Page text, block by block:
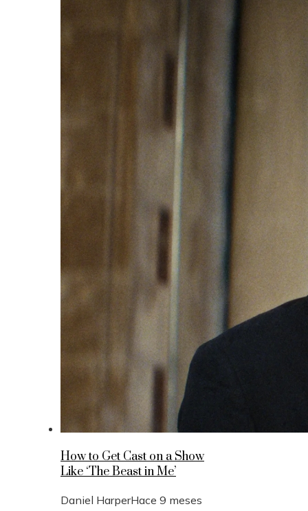
How to Get Cast on a Show
Like ‘The Beast in Me’
Daniel HarperHace 9 meses